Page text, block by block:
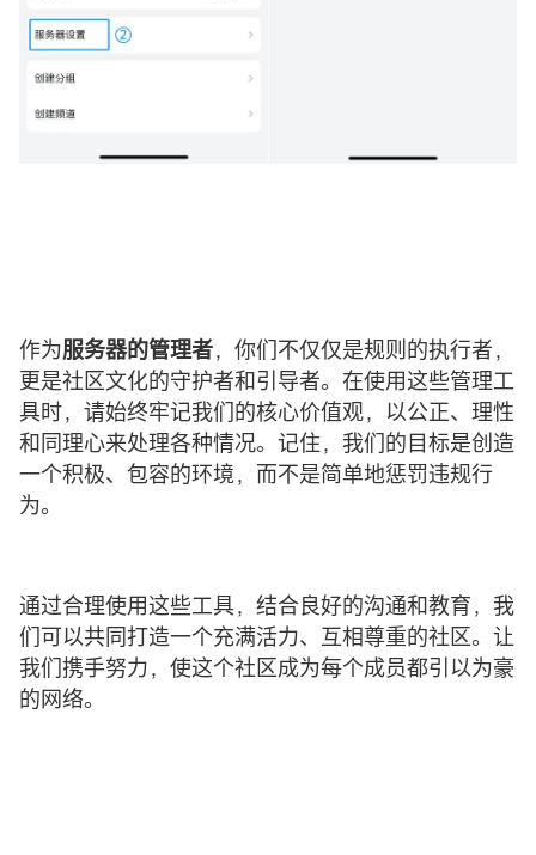
作为服务器的管理者，你们不仅仅是规则的执行者，
更是社区文化的守护者和引导者。在使用这些管理工
具时，请始终牢记我们的核心价值观，以公正、理性
和同理心来处理各种情况。记住，我们的目标是创造
一个积极、包容的环境，而不是简单地惩罚违规行
为。
通过合理使用这些工具，结合良好的沟通和教育，我
们可以共同打造一个充满活力、互相尊重的社区。让
我们携手努力，使这个社区成为每个成员都引以为豪
的网络。